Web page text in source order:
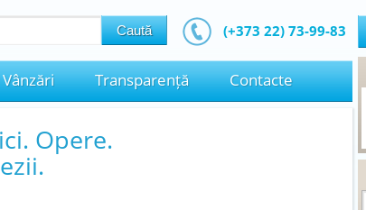
(+373 22) 73-99-83
Vânzări Transparență Contacte
Opere.